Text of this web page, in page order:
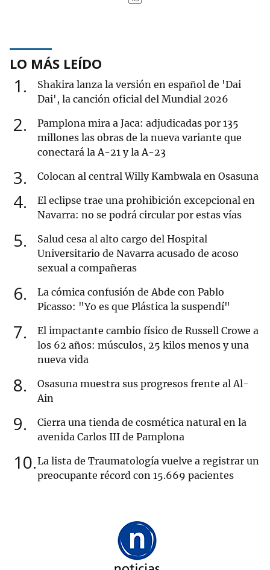
LO MÁS LEÍDO
1
Shakira lanza la versión en español de 'Dai
Dai', la canción oficial del Mundial 2026
2
Pamplona mira a Jaca: adjudicadas por 135
millones las obras de la nueva variante que
conectará la A-21 y la A-23
3 Colocan al central Willy Kambwala en Osasuna
4
El eclipse trae una prohibición excepcional en
Navarra: no se podrá circular por estas vías
5
Salud cesa al alto cargo del Hospital
Universitario de Navarra acusado de acoso
sexual a compañeras
6
La cómica confusión de Abde con Pablo
Picasso: "Yo es que Plástica la suspendí"
7
El impactante cambio físico de Russell Crowe a
los 62 años: músculos, 25 kilos menos y una
nueva vida
8
Osasuna muestra sus progresos frente al Al-
Ain
9
Cierra una tienda de cosmética natural en la
avenida Carlos III de Pamplona
10 La lista de Traumatología vuelve a registrar un
preocupante récord con 15.669 pacientes